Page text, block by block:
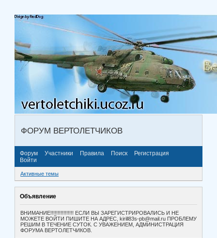
ФОРУМ ВЕРТОЛЕТЧИКОВ
Форум Участники Правила Поиск
Регистрация
Войти
Активные темы
Объявление
ВНИМАНИЕ!!!!!!!!!!!!!!!! ЕСЛИ ВЫ ЗАРЕГИСТРИРОВАЛИСЬ И НЕ
МОЖЕТЕ ВОЙТИ ПИШИТЕ НА АДРЕС, kirill83s-pb@mail.ru ПРОБЛЕМУ
РЕШИМ В ТЕЧЕНИЕ СУТОК. С УВАЖЕНИЕМ, АДМИНИСТРАЦИЯ
ФОРУМА ВЕРТОЛЕТЧИКОВ.